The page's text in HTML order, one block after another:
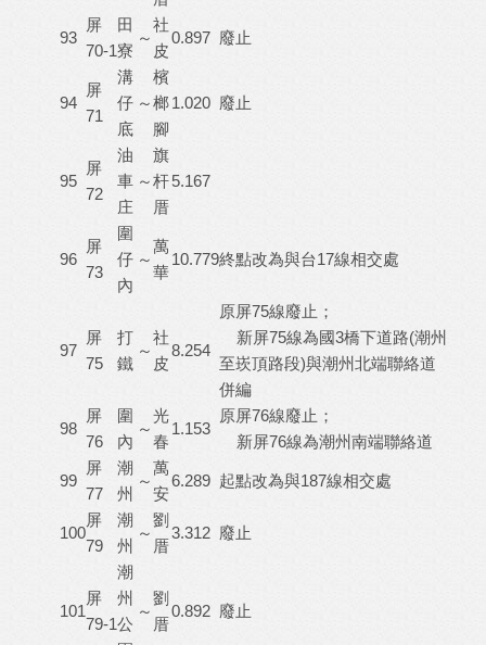
93
屏
70-1
田
寮
～
社
皮
0.897 廢止
94
屏
71
溝
仔
底
～
檳
榔
腳
1.020 廢止
95
屏
72
油
車
庄
～
旗
杆
厝
5.167
96
屏
73
圍
仔
內
～
萬
華
10.779終點改為與台17線相交處
97
屏
75
打
鐵
～
社
皮
8.254
原屏75線廢止；
新屏75線為國3橋下道路(潮州
至崁頂路段)與潮州北端聯絡道
併編
98
屏
76
圍
內
～
光
春
1.153
原屏76線廢止；
新屏76線為潮州南端聯絡道
99
屏
77
潮
州
～
萬
安
6.289 起點改為與187線相交處
100
屏
79
潮
州
～
劉
厝
3.312 廢止
101
屏
79-1
潮
州
公
～
劉
厝
0.892 廢止